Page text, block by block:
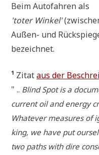
Beim Auto­fah­ren als
'toter Win­kel'
Außen- und
bezeichnet.
¹ Zitataus der
" .. Blind Spot is a
cur­rent oil and ener­gy
Wha­te­ver mea­su­res of
king, we have put
two paths with dire